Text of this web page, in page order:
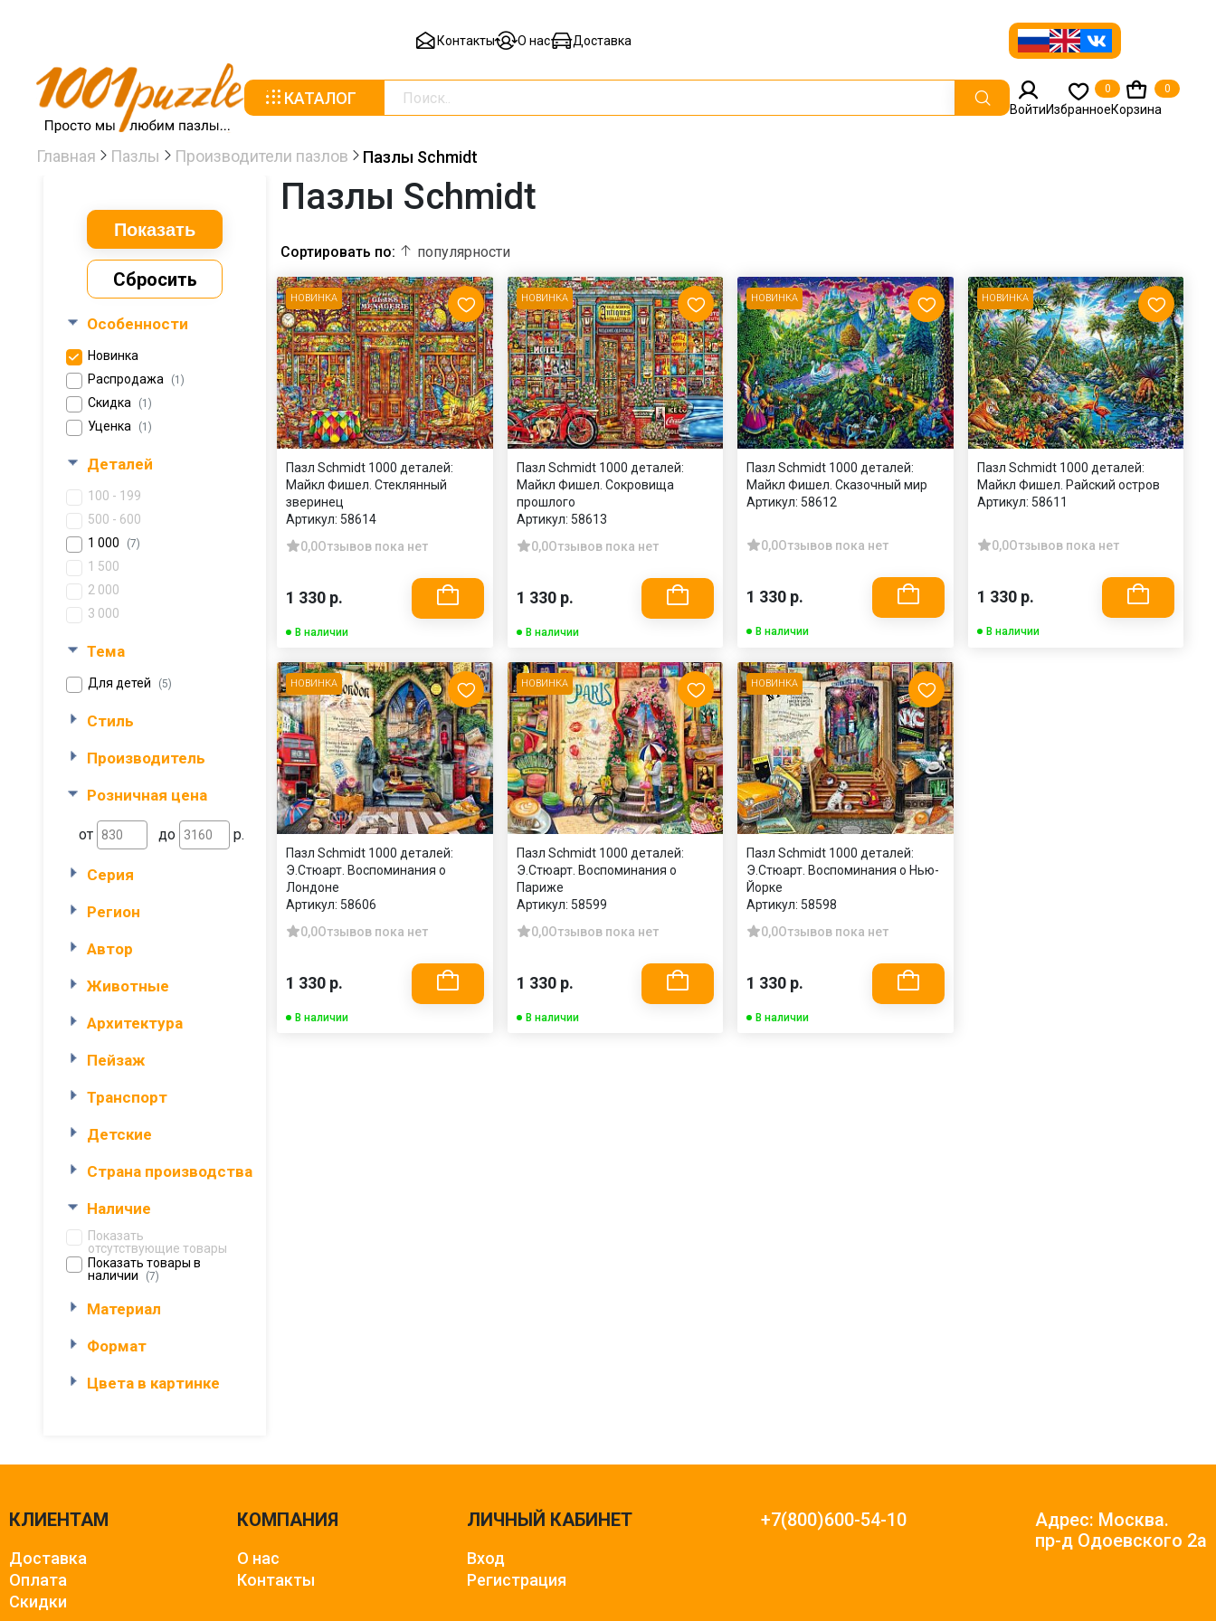
Контакты О нас Доставка
КАТАЛОГ
ВойтиИзбранное
0
Корзина
0
Главная Пазлы Производители пазлов Пазлы Schmidt
Сбросить
Особенности
Новинка
Распродажа
(1)
Скидка (1)
Уценка (1)
Деталей
100 - 199
500 - 600
1 000
(7)
1 500
2 000
3 000
Тема
Для детей (5)
Стиль
Производитель
Розничная цена
от до р.
Серия
Регион
Автор
Животные
Архитектура
Пейзаж
Транспорт
Детские
Страна производства
Наличие
Показать
отсутствующие товары
Показать товары в
наличии
(7)
Материал
Формат
Цвета в картинке
Пазлы Schmidt
Сортировать по: популярности
НОВИНКА
Пазл Schmidt 1000 деталей:
Майкл Фишел. Стеклянный
зверинец
Артикул: 58614
0,0Отзывов пока нет
1 330 р.
В наличии
НОВИНКА
Пазл Schmidt 1000 деталей:
Майкл Фишел. Сокровища
прошлого
Артикул: 58613
0,0Отзывов пока нет
1 330 р.
В наличии
НОВИНКА
Пазл Schmidt 1000 деталей:
Майкл Фишел. Сказочный мир
Артикул: 58612
0,0Отзывов пока нет
1 330 р.
В наличии
НОВИНКА
Пазл Schmidt 1000 деталей:
Майкл Фишел. Райский остров
Артикул: 58611
0,0Отзывов пока нет
1 330 р.
В наличии
НОВИНКА
Пазл Schmidt 1000 деталей:
Э.Стюарт. Воспоминания о
Лондоне
Артикул: 58606
0,0Отзывов пока нет
1 330 р.
В наличии
НОВИНКА
Пазл Schmidt 1000 деталей:
Э.Стюарт. Воспоминания о
Париже
Артикул: 58599
0,0Отзывов пока нет
1 330 р.
В наличии
НОВИНКА
Пазл Schmidt 1000 деталей:
Э.Стюарт. Воспоминания о Нью-
Йорке
Артикул: 58598
0,0Отзывов пока нет
1 330 р.
В наличии
КЛИЕНТАМ
Доставка
Оплата
Скидки
КОМПАНИЯ
О нас
Контакты
ЛИЧНЫЙ КАБИНЕТ
Вход
Регистрация
+7(800)600-54-10
Адрес: Москва.
пр-д Одоевского 2а